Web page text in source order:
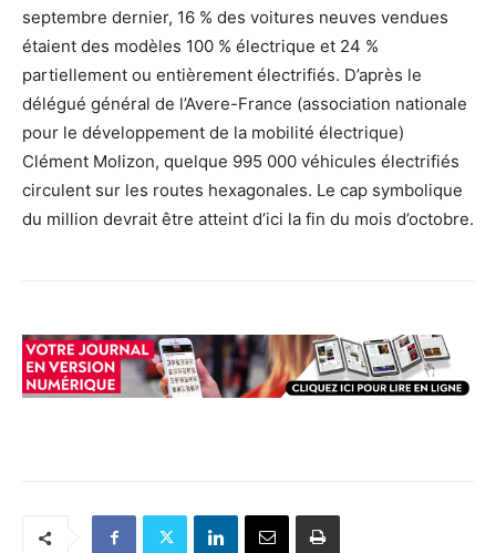
septembre dernier, 16 % des voitures neuves vendues
étaient des modèles 100 % électrique et 24 %
partiellement ou entièrement électrifiés. D’après le
délégué général de l’Avere-France (association nationale
pour le développement de la mobilité électrique)
Clément Molizon, quelque 995 000 véhicules électrifiés
circulent sur les routes hexagonales. Le cap symbolique
du million devrait être atteint d’ici la fin du mois d’octobre.